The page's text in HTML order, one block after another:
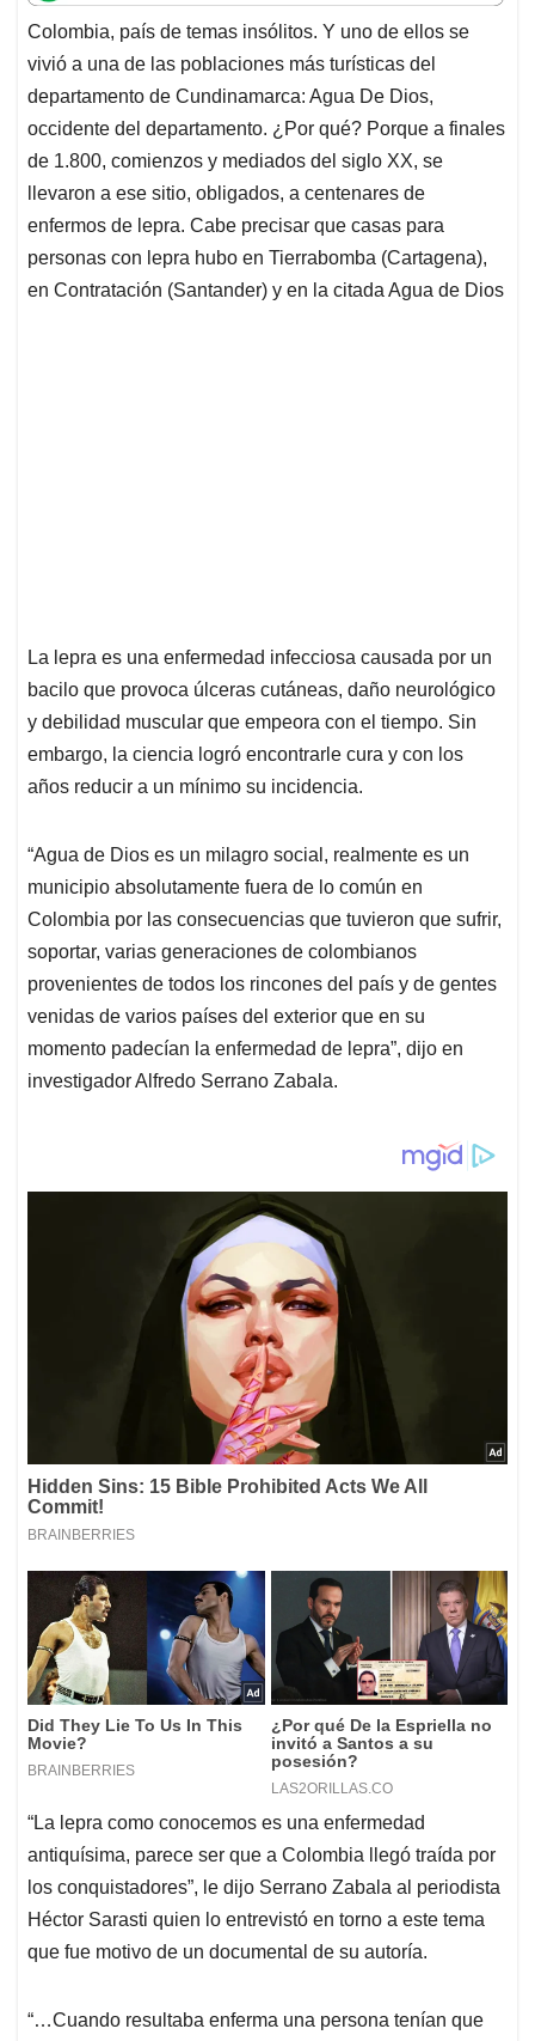
t
s
A
p
p
e
b
o
o
k
k
e
d
I
n
i
l
e
a
d
s
Colombia, país de temas insólitos. Y uno de ellos se
vivió a una de las poblaciones más turísticas del
departamento de Cundinamarca: Agua De Dios,
occidente del departamento. ¿Por qué? Porque a finales
de 1.800, comienzos y mediados del siglo XX, se
llevaron a ese sitio, obligados, a centenares de
enfermos de lepra. Cabe precisar que casas para
personas con lepra hubo en Tierrabomba (Cartagena),
en Contratación (Santander) y en la citada Agua de Dios
La lepra es una enfermedad infecciosa causada por un
bacilo que provoca úlceras cutáneas, daño neurológico
y debilidad muscular que empeora con el tiempo. Sin
embargo, la ciencia logró encontrarle cura y con los
años reducir a un mínimo su incidencia.
“Agua de Dios es un milagro social, realmente es un
municipio absolutamente fuera de lo común en
Colombia por las consecuencias que tuvieron que sufrir,
soportar, varias generaciones de colombianos
provenientes de todos los rincones del país y de gentes
venidas de varios países del exterior que en su
momento padecían la enfermedad de lepra”, dijo en
investigador Alfredo Serrano Zabala.
“La lepra como conocemos es una enfermedad
antiquísima, parece ser que a Colombia llegó traída por
los conquistadores”, le dijo Serrano Zabala al periodista
Héctor Sarasti quien lo entrevistó en torno a este tema
que fue motivo de un documental de su autoría.
“…Cuando resultaba enferma una persona tenían que